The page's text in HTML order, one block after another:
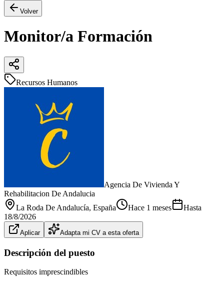
Volver
Monitor/a Formación
Recursos Humanos
Agencia De Vivienda Y
Rehabilitacion De Andalucia
La Roda De Andalucía, España Hace 1 meses
Hasta
18/8/2026
Aplicar Adapta mi CV a esta oferta
Descripción del puesto
Requisitos imprescindibles